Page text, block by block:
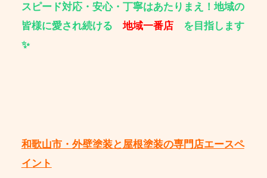
スピード対応・安心・丁寧はあたりまえ！地域の
皆様に愛され続ける 地域一番店を目指します
✨
和歌山市・外壁塗装と屋根塗装の専門店エースペ
イント